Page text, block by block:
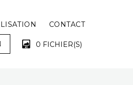
CONTACT
0 FICHIER(S)